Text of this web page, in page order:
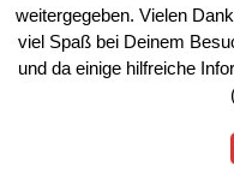
weitergegeben. Vielen
viel Spaß bei Deinem
und da einige hilfreiche